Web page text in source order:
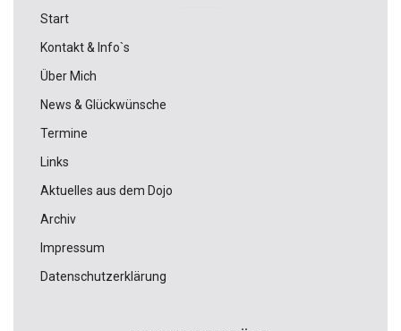
Start
Kontakt & Info`s
Über Mich
News & Glückwünsche
Termine
Links
Aktuelles aus dem Dojo
Archiv
Impressum
Datenschutzerklärung